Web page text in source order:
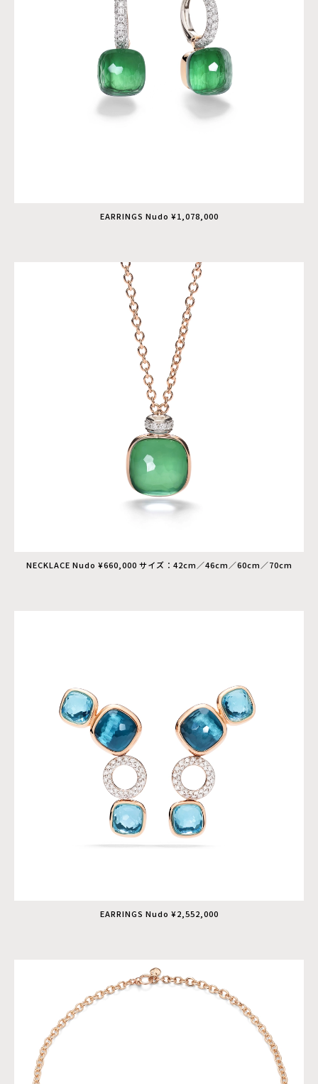
EARRINGS Nudo ¥1,078,000
NECKLACE Nudo ¥660,000 サイズ：42cm／46cm／60cm／70cm
EARRINGS Nudo ¥2,552,000